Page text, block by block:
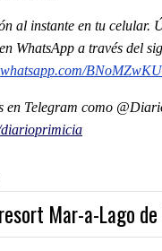
al instante en tu celular.
WhatsApp a través del
en Telegram como
diarioprimicia
Mar-a-Lago